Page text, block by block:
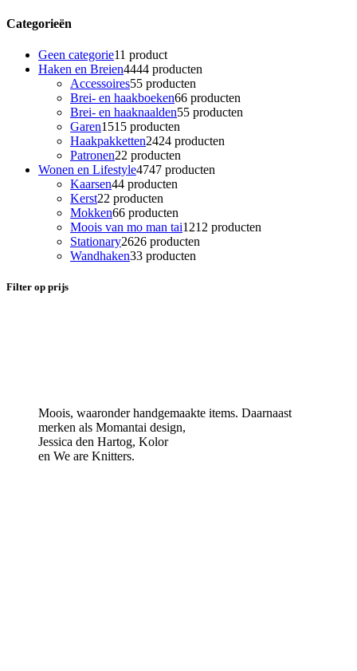
Categorieën
Geen categorie11 product
Haken en Breien4444 producten
Accessoires55 producten
Brei- en haakboeken66 producten
Brei- en haaknaalden55 producten
Garen1515 producten
Haakpakketten2424 producten
Patronen22 producten
Wonen en Lifestyle4747 producten
Kaarsen44 producten
Kerst22 producten
Mokken66 producten
Moois van mo man tai1212 producten
Stationary2626 producten
Wandhaken33 producten
Filter op prijs
Moois, waaronder handgemaakte items. Daarnaast
merken als Momantai design,
Jessica den Hartog, Kolor
en We are Knitters.